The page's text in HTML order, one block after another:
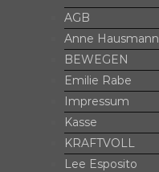
AGB
Anne Hausmann
BEWEGEN
Emilie Rabe
Impressum
Kasse
KRAFTVOLL
Lee Esposito